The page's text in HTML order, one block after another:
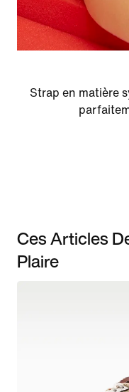
Strap en matière
Ces Articles
Plaire